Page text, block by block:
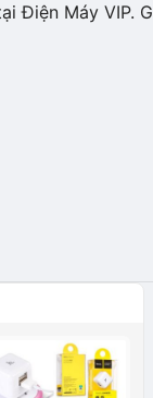
Điện Máy VIP.